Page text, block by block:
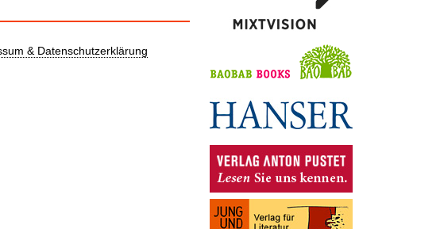
& Datenschutzerklärung